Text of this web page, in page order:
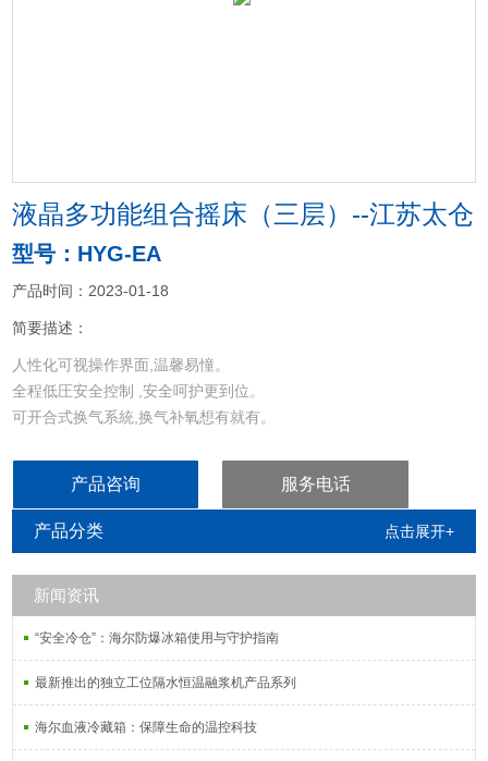
液晶多功能组合摇床（三层）--江苏太仓
型号：HYG-EA
产品时间：2023-01-18
简要描述：
人性化可视操作界面,温馨易憧。
全程低圧安全控制 ,安全呵护更到位。
可开合式换气系統,换气补氧想有就有。
小型可叠加式设计,更方便于实验操作。
全金属坚固外壳,承重没圧力。
产品咨询 服务电话
产品分类 点击展开+
新闻资讯
“安全冷仓”：海尔防爆冰箱使用与守护指南
最新推出的独立工位隔水恒温融浆机产品系列
海尔血液冷藏箱：保障生命的温控科技